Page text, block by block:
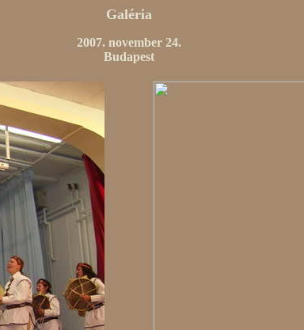
Galéria
2007. november 24.
Budapest